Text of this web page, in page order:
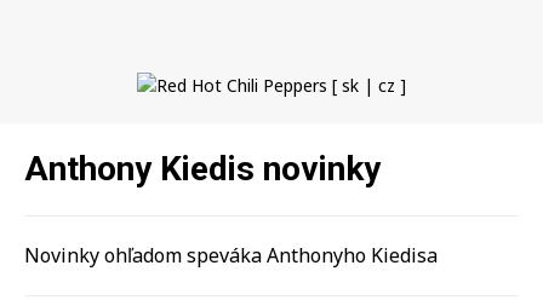
Anthony Kiedis novinky
Novinky ohľadom speváka Anthonyho Kiedisa